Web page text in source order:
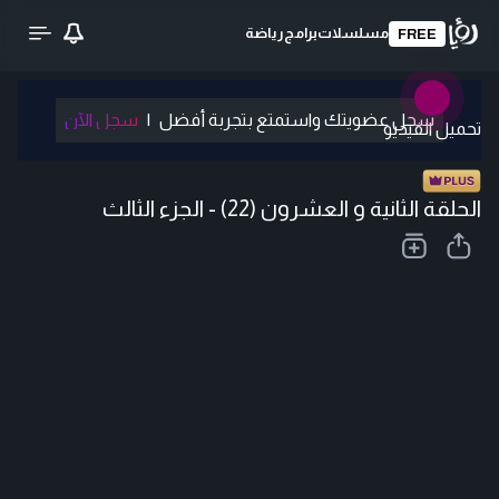
FREE مسلسلاتبرامج رياضة
تحميل الفيديو
سجل عضويتك واستمتع بتجربة أفضل | سجل الآن
الحلقة الثانية و العشرون (22) - الجزء الثالث